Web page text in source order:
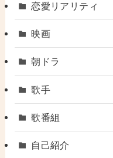
恋愛リアリティ
映画
朝ドラ
歌手
歌番組
自己紹介